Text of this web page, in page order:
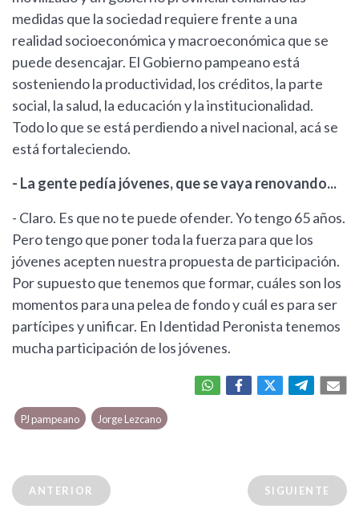
medidas que la sociedad requiere frente a una
realidad socioeconómica y macroeconómica que se
puede desencajar. El Gobierno pampeano está
sosteniendo la productividad, los créditos, la parte
social, la salud, la educación y la institucionalidad.
Todo lo que se está perdiendo a nivel nacional, acá se
está fortaleciendo.
- La gente pedía jóvenes, que se vaya renovando...
- Claro. Es que no te puede ofender. Yo tengo 65 años.
Pero tengo que poner toda la fuerza para que los
jóvenes acepten nuestra propuesta de participación.
Por supuesto que tenemos que formar, cuáles son los
momentos para una pelea de fondo y cuál es para ser
partícipes y unificar. En Identidad Peronista tenemos
mucha participación de los jóvenes.
PJ pampeano Jorge Lezcano
ANTERIOR SIGUIENTE